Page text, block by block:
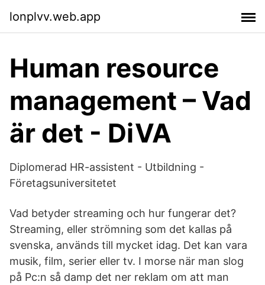
lonplvv.web.app
Human resource
management – Vad
är det - DiVA
Diplomerad HR-assistent - Utbildning -
Företagsuniversitetet
Vad betyder streaming och hur fungerar det?
Streaming, eller strömning som det kallas på
svenska, används till mycket idag. Det kan vara
musik, film, serier eller tv. I morse när man slog
på Pc:n så damp det ner reklam om att man